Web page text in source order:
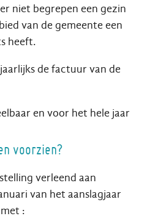
niet begrepen een gezin
van de gemeente een
heeft.
de factuur van de
en voor het hele jaar
voorzien?
verleend aan
van het aanslagjaar
: